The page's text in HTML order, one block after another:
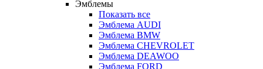
Эмблемы
Показать все
Эмблема AUDI
Эмблема BMW
Эмблема CHEVROLET
Эмблема DEAWOO
Эмблема FORD